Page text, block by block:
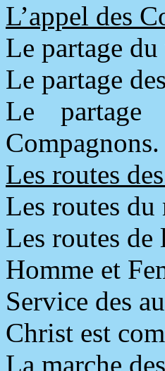
L’appel des
Le partage
Le partage
Le partage
Compagnons.
Les routes
Les routes du
Les routes de
Homme et
Service des
Christ est
La marche